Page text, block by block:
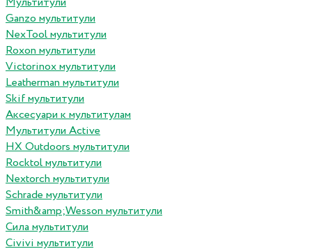
Ganzo мультитули
NexTool мультитули
Roxon мультитули
Victorinox мультитули
Leatherman мультитули
Skif мультитули
Аксесуари к мультитулам
Мультитули Active
HX Outdoors мультитули
Rocktol мультитули
Nextorch мультитули
Schrade мультитули
Smith&amp;Wesson мультитули
Сила мультитули
Civivi мультитули